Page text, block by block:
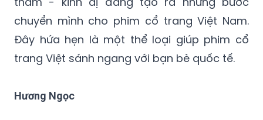
Đây hứa hẹn là một thể loại giúp phim cổ
trang Việt sánh ngang với bạn bè quốc tế.
Hương Ngọc
Việt Nam